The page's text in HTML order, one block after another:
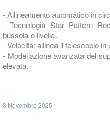
- Allineamento automatico in
- Tecnologia Star Pattern
bussola o livella.
- Velocità: allinea il telescopio in
- Modellazione avanzata del
elevata.
3 Novembre 2025